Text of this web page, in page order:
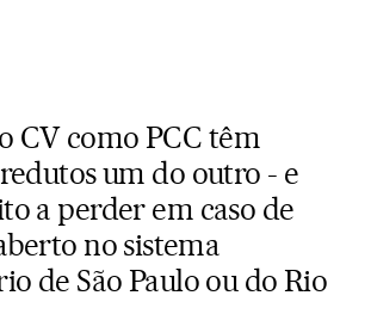
CV como PCC têm
um do outro - e
a perder em caso de
no sistema
de São Paulo ou do Rio